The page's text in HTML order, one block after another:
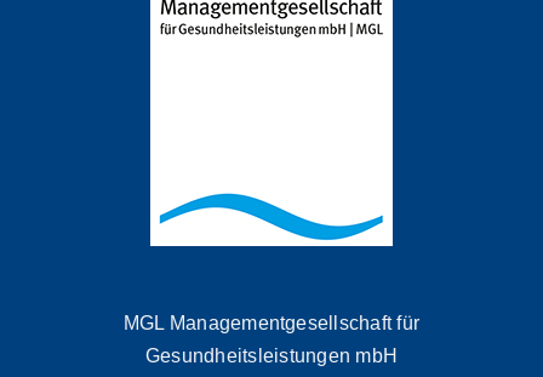
MGL Managementgesellschaft für
Gesundheitsleistungen mbH